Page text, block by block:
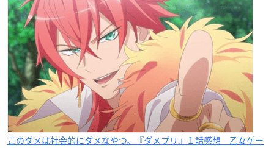
このダメは社会的にダメなやつ。『ダメプリ』１話感想 乙女ゲー